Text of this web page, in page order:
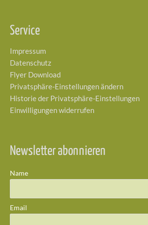
Service
Impressum
Datenschutz
Flyer Download
Privatsphäre-Einstellungen ändern
Historie der Privatsphäre-Einstellungen
Einwilligungen widerrufen
Newsletter abonnieren
Name
Email